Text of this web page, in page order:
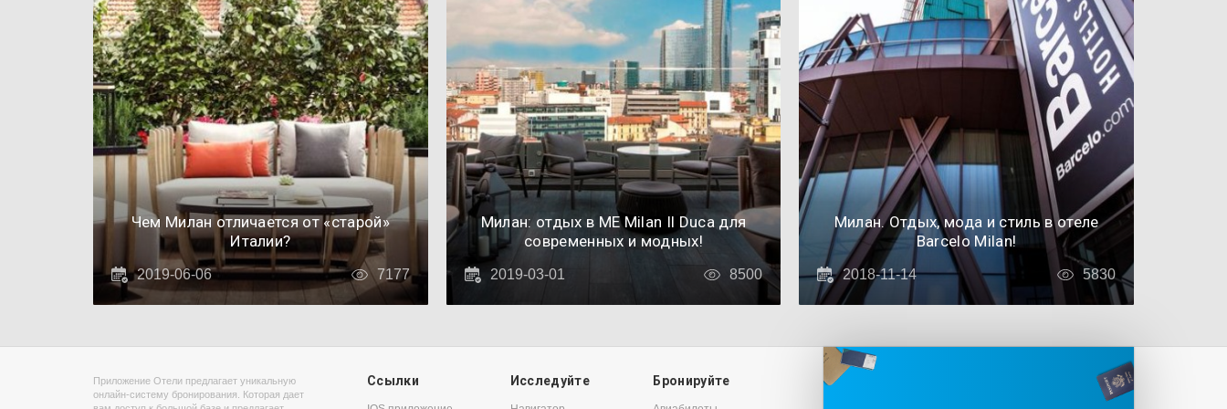
Чем Милан отличается от «старой»
Италии?
2019-06-06 7177
Милан: отдых в ME Milan Il Duca для
современных и модных!
2019-03-01 8500
Милан. Отдых, мода и стиль в отеле
Barcelo Milan!
2018-11-14 5830
Приложение Отели предлагает уникальную
онлайн-систему бронирования. Которая дает
Ссылки Исследуйте Бронируйте